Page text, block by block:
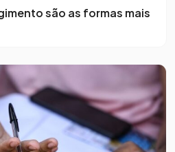
são as formas mais